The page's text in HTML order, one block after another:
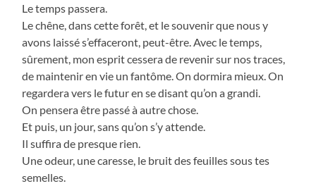
Le temps passera.
Le chêne, dans cette forêt, et le souvenir que nous y
avons laissé s’effaceront, peut-être. Avec le temps,
sûrement, mon esprit cessera de revenir sur nos traces,
de maintenir en vie un fantôme. On dormira mieux. On
regardera vers le futur en se disant qu’on a grandi.
On pensera être passé à autre chose.
Et puis, un jour, sans qu’on s’y attende.
Il suffira de presque rien.
Une odeur, une caresse, le bruit des feuilles sous tes
semelles.